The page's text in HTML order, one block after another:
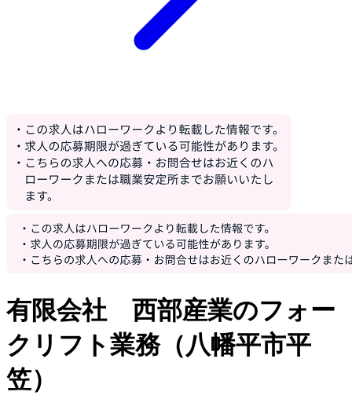
有限会社 西部産業のフォー
クリフト業務（八幡平市平
笠）